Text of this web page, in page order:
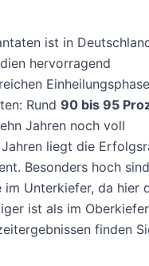
ist in
hervorragend
Rund 90 bis 95
Jahren noch voll
liegt die
Besonders hoch
im Unterkiefer, da hier
ist als im
finden